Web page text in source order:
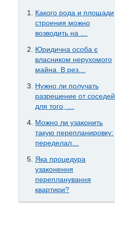
Какого рода и площади
строения можно
возводить на …
Юридична особа є
власником нерухомого
майна. В рез…
Нужно ли получать
разрешение от соседей
для того, …
Можно ли узаконить
такую перепланировку:
переделал…
Яка процедура
узаконення
перепланування
квартири?